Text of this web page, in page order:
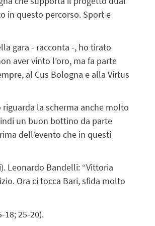
in questo percorso. Sport e
gara - racconta -, ho tirato
aver vinto l’oro, ma fa parte
al Cus Bologna e alla Virtus
la scherma anche molto
un buon bottino da parte
dell’evento che in questi
Leonardo Bandelli: “Vittoria
Ora ci tocca Bari, sfida molto
18; 25-20).